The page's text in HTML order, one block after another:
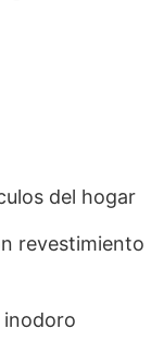
del hogar
revestimiento
inodoro